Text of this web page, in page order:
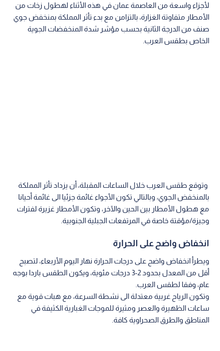
لأجزاء واسعة من العاصمة عمان في هذه الأثناء لهطول زخات من
الأمطار متفاوتة الغزارة، بالتزامن مع بدء تأثر المملكة بمنخفض جوي
صنف من الدرجة الثانية بحسب مؤشر شدة المنخفضات الجوية
الخاص بطقس العرب.
وتوقع طقس العرب خلال الساعات المقبلة، أن يزداد تأثر المملكة
بالمنخفض الجوي، وبالتالي تكون الأجواء غائمة جزئيا الى غائمة أحيانا
مع هطول الأمطار بين الحين والآخر، وتكون الأمطار غزيرة لفترات
وجيزة/مؤقتة خاصة في المرتفعات الجبلية الجنوبية.
انخفاض واضح على الحرارة
ويطرأ انخفاض واضح على درجات الحرارة نهار اليوم الأربعاء، لتصبح
أقل من المعدل بحدود 2-3 درجات مئوية، ويكون الطقس باردا بوجه
عام، وفقا لطقس العرب.
وتكون الرياح غربية معتدلة الى نشطة السرعة، مع هبات قوية مع
ساعات الظهيرة والعصر ومثيرة للموجات الغبارية الكثيفة في
المناطق والطرق الصحراوية كافة.